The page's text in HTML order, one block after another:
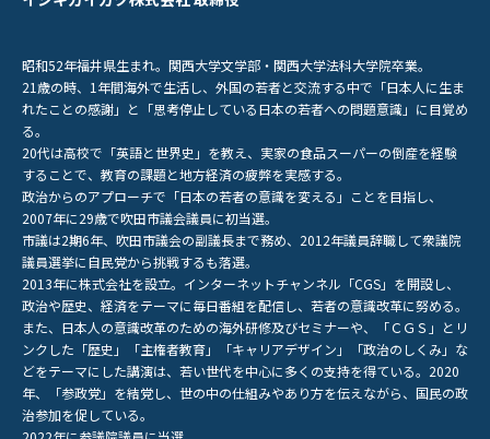
昭和52年福井県生まれ。関西大学文学部・関西大学法科大学院卒業。
21歳の時、1年間海外で生活し、外国の若者と交流する中で「日本人に生ま
れたことの感謝」と「思考停止している日本の若者への問題意識」に目覚め
る。
20代は高校で「英語と世界史」を教え、実家の食品スーパーの倒産を経験
することで、教育の課題と地方経済の疲弊を実感する。
政治からのアプローチで「日本の若者の意識を変える」ことを目指し、
2007年に29歳で吹田市議会議員に初当選。
市議は2期6年、吹田市議会の副議長まで務め、2012年議員辞職して衆議院
議員選挙に自民党から挑戦するも落選。
2013年に株式会社を設立。インターネットチャンネル「CGS」を開設し、
政治や歴史、経済をテーマに毎日番組を配信し、若者の意識改革に努める。
また、日本人の意識改革のための海外研修及びセミナーや、「ＣＧＳ」とリ
ンクした「歴史」「主権者教育」「キャリアデザイン」「政治のしくみ」な
どをテーマにした講演は、若い世代を中心に多くの支持を得ている。2020
年、「参政党」を結党し、世の中の仕組みやあり方を伝えながら、国民の政
治参加を促している。